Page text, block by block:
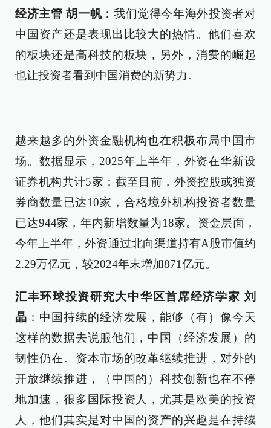
经济主管 胡一帆：我们觉得今年海外投资者对
中国资产还是表现出比较大的热情。他们喜欢
的板块还是高科技的板块，另外，消费的崛起
也让投资者看到中国消费的新势力。
越来越多的外资金融机构也在积极布局中国市
场。数据显示，2025年上半年，外资在华新设
证券机构共计5家；截至目前，外资控股或独资
券商数量已达10家，合格境外机构投资者数量
已达944家，年内新增数量为18家。资金层面，
今年上半年，外资通过北向渠道持有A股市值约
2.29万亿元，较2024年末增加871亿元。
汇丰环球投资研究大中华区首席经济学家 刘
晶 ：中国持续的经济发展，能够（有）像今天
这样的数据去说服他们，中国（经济发展）的
韧性仍在。资本市场的改革继续推进，对外的
开放继续推进，（中国的）科技创新也在不停
地加速，很多国际投资人，尤其是欧美的投资
人，他们其实是对中国的资产的兴趣是在持续